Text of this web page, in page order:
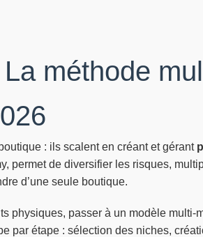
méthode
: ils scalent en créant et gérant
permet de diversifier les risques,
d’une seule boutique.
physiques, passer à un modèle multi-
par étape : sélection des niches,